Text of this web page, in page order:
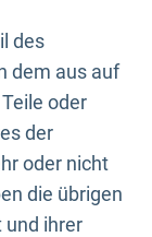
des
dem aus auf
oder
der
oder nicht
die übrigen
und ihrer